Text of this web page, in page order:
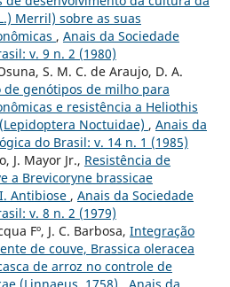
Merril) sobre as suas
, Anais da Sociedade
v. 9 n. 2 (1980)
S. M. C. de Araujo, D. A.
de genótipos de milho para
e resistência a Heliothis
Noctuidae) , Anais da
do Brasil: v. 14 n. 1 (1985)
J. Mayor Jr., Resistência de
a Brevicoryne brassicae
Antibiose , Anais da Sociedade
v. 8 n. 2 (1979)
Fº, J. C. Barbosa, Integração
de couve, Brassica oleracea
de arroz no controle de